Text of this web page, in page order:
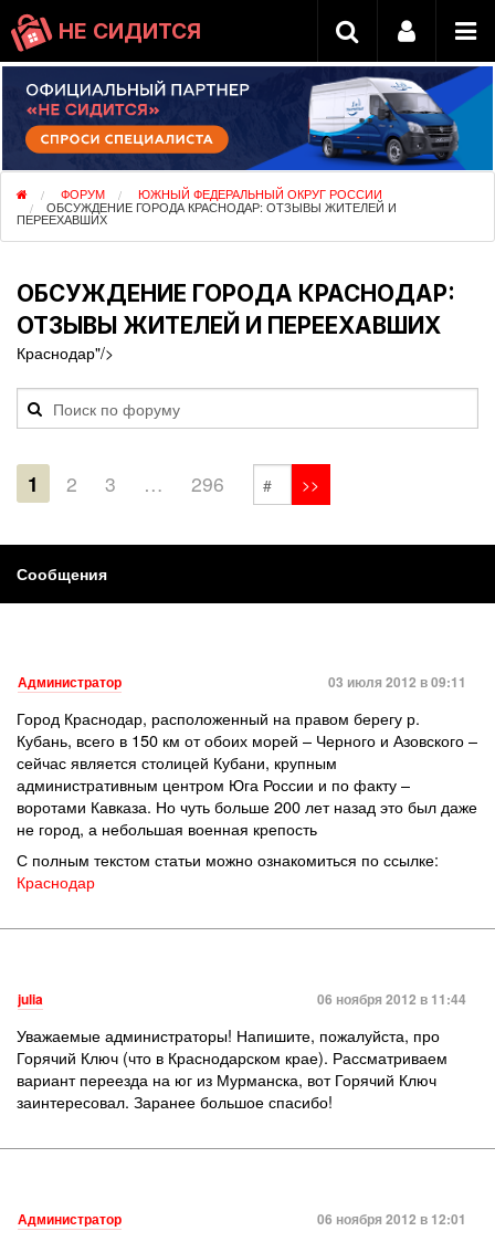
НЕ СИДИТСЯ
ФОРУМ ЮЖНЫЙ ФЕДЕРАЛЬНЫЙ ОКРУГ РОССИИ
ОБСУЖДЕНИЕ ГОРОДА КРАСНОДАР: ОТЗЫВЫ ЖИТЕЛЕЙ И
ПЕРЕЕХАВШИХ
ОБСУЖДЕНИЕ ГОРОДА КРАСНОДАР:
ОТЗЫВЫ ЖИТЕЛЕЙ И ПЕРЕЕХАВШИХ
Краснодар"/>
1 2 3 … 296
Сообщения
Администратор 03 июля 2012 в 09:11
Город Краснодар, расположенный на правом берегу р.
Кубань, всего в 150 км от обоих морей – Черного и Азовского –
сейчас является столицей Кубани, крупным
административным центром Юга России и по факту –
воротами Кавказа. Но чуть больше 200 лет назад это был даже
не город, а небольшая военная крепость
С полным текстом статьи можно ознакомиться по ссылке:
Краснодар
julia 06 ноября 2012 в 11:44
Уважаемые администраторы! Напишите, пожалуйста, про
Горячий Ключ (что в Краснодарском крае). Рассматриваем
вариант переезда на юг из Мурманска, вот Горячий Ключ
заинтересовал. Заранее большое спасибо!
Администратор 06 ноября 2012 в 12:01